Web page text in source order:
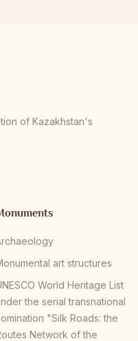
of Kazakhstan's
art structures
World Heritage List
the serial transnational
"Silk Roads: the
Network of the